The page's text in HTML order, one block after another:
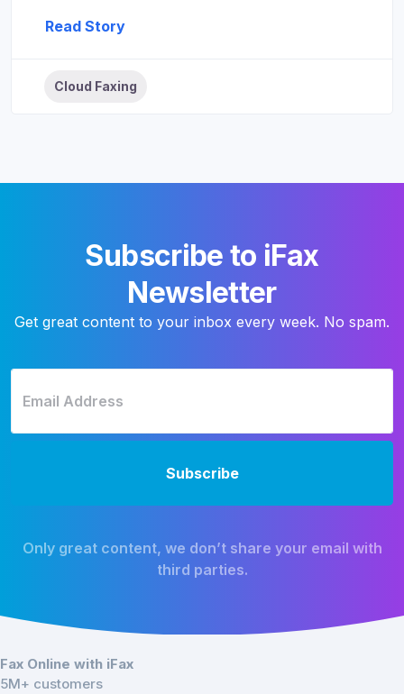
Read Story
Cloud Faxing
Subscribe to iFax
Newsletter
Get great content to your inbox every week. No spam.
Only great content, we don’t share your email with
third parties.
Fax Online with iFax
5M+ customers